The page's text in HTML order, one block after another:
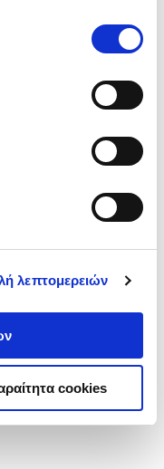
τα παρακάτω με την
σχετικά με
λεπτομερειών
cookies